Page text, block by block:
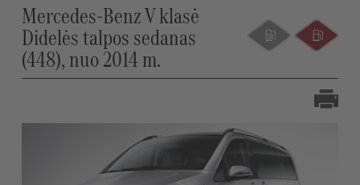
Mercedes-Benz V klasė
Didelės talpos sedanas
(448), nuo 2014 m.